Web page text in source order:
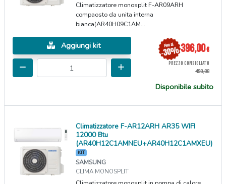
Climatizzatore monosplit F-AR09ARH
compaosto da unita interna
bianca(AR40H09C1AM...
Aggiungi kit 396,00€
PREZZO CONSIGLIATO
499,00
Disponibile subito
Climatizzatore F-AR12ARH AR35 WIFI
12000 Btu
(AR40H12C1AMNEU+AR40H12C1AMXEU)
KIT
SAMSUNG
CLIMA MONOSPLIT